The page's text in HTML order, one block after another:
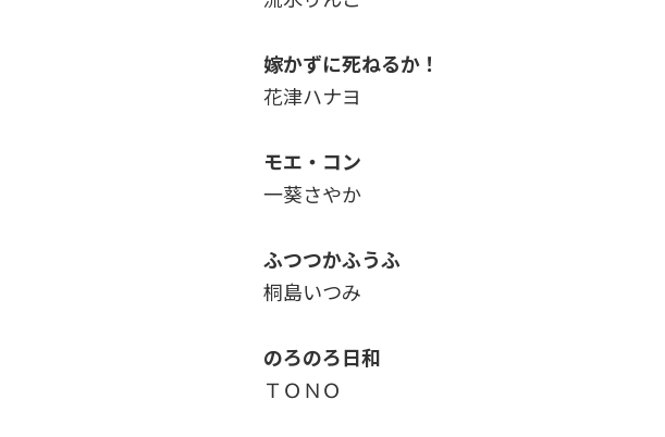
嫁かずに死ねるか！
花津ハナヨ
モエ・コン
一葵さやか
ふつつかふうふ
桐島いつみ
のろのろ日和
ＴＯＮＯ